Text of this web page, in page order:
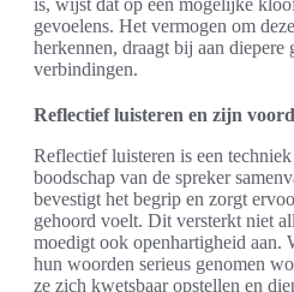
gevoelens. Het vermogen om deze
herkennen, draagt bij aan diepere
verbindingen.
Reflectief luisteren en zijn
Reflectief luisteren is een
boodschap van de spreker
bevestigt het begrip en zorgt
gehoord voelt. Dit versterkt niet
moedigt ook openhartigheid aan.
hun woorden serieus genomen
ze zich kwetsbaar opstellen en